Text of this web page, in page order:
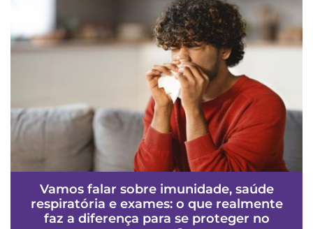
Vamos falar sobre imunidade, saúde
respiratória e exames: o que realmente
faz a diferença para se proteger no